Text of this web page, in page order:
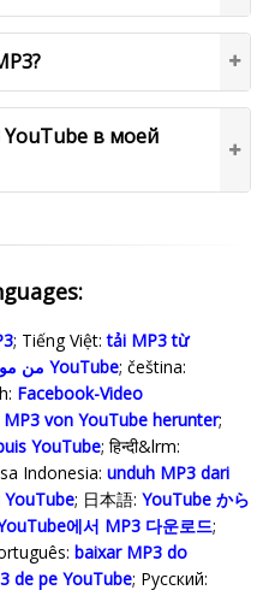
YouTube в моей
; Tiếng Việt:tải MP3 từ
قم بتنزيل MP3 من موقع YouTube; čeština:
Facebook-Video
MP3 von YouTube herunter;
YouTube; हिन्दी&lrm:
Indonesia‬: unduh MP3 dari
; 日本語: YouTube から
에서 MP3 다운로드;
baixar MP3 do
de pe YouTube; Русский: